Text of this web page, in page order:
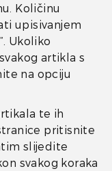
Količinu
upisivanjem
Ukoliko
artikla s
na opciju
te ih
pritisnite
slijedite
svakog koraka